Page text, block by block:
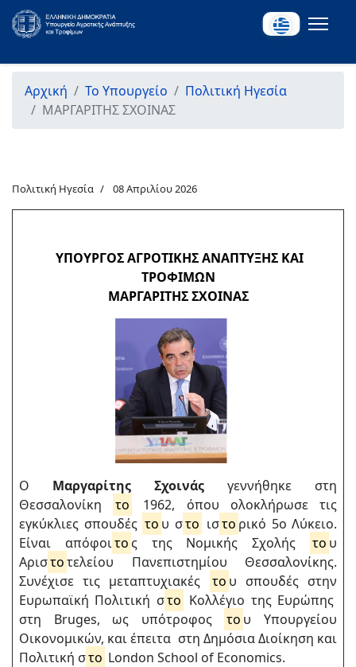
Αρχική Το Υπουργείο
Πολιτική Ηγεσία
ΜΑΡΓΑΡΙΤΗΣ ΣΧΟΙΝΑΣ
Πολιτική Ηγεσία 08 Απριλίου 2026
ΥΠΟΥΡΓΟΣ ΑΓΡΟΤΙΚΗΣ ΑΝΑΠΤΥΞΗΣ ΚΑΙ
ΤΡΟΦΙΜΩΝ
ΜΑΡΓΑΡΙΤΗΣ ΣΧΟΙΝΑΣ
Ο Μαργαρίτης Σχοινάς γεννήθηκε στη
Θεσσαλονίκη
το
1962, όπου ολοκλήρωσε τις
εγκύκλιες σπουδές το υ στο ιστο ρικό 5ο Λύκειο.
Είναι απόφοιτο ς της Νομικής Σχολής το υ
Αριστοτελείου Πανεπιστημίου Θεσσαλονίκης.
Συνέχισε τις μεταπτυχιακές
το υ σπουδές στην
Ευρωπαϊκή Πολιτική στο Κολλέγιο της Ευρώπης
στη Bruges, ως υπότροφος
το υ Υπουργείου
Οικονομικών, και έπειτα στη Δημόσια Διοίκηση και
Πολιτική στο London School of Economics.